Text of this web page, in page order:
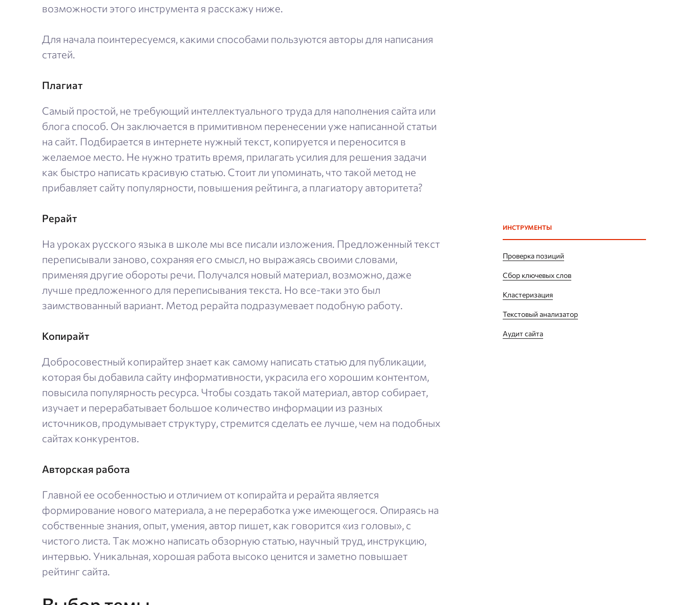
возможности этого инструмента я расскажу ниже.
Для начала поинтересуемся, какими способами пользуются авторы для написания
статей.
Плагиат
Самый простой, не требующий интеллектуального труда для наполнения сайта или
блога способ. Он заключается в примитивном перенесении уже написанной статьи
на сайт. Подбирается в интернете нужный текст, копируется и переносится в
желаемое место. Не нужно тратить время, прилагать усилия для решения задачи
как быстро написать красивую статью. Стоит ли упоминать, что такой метод не
прибавляет сайту популярности, повышения рейтинга, а плагиатору авторитета?
Рерайт
На уроках русского языка в школе мы все писали изложения. Предложенный текст
переписывали заново, сохраняя его смысл, но выражаясь своими словами,
применяя другие обороты речи. Получался новый материал, возможно, даже
лучше предложенного для переписывания текста. Но все-таки это был
заимствованный вариант. Метод рерайта подразумевает подобную работу.
Копирайт
Добросовестный копирайтер знает как самому написать статью для публикации,
которая бы добавила сайту информативности, украсила его хорошим контентом,
повысила популярность ресурса. Чтобы создать такой материал, автор собирает,
изучает и перерабатывает большое количество информации из разных
источников, продумывает структуру, стремится сделать ее лучше, чем на подобных
сайтах конкурентов.
Авторская работа
Главной ее особенностью и отличием от копирайта и рерайта является
формирование нового материала, а не переработка уже имеющегося. Опираясь на
собственные знания, опыт, умения, автор пишет, как говорится «из головы», с
чистого листа. Так можно написать обзорную статью, научный труд, инструкцию,
интервью. Уникальная, хорошая работа высоко ценится и заметно повышает
рейтинг сайта.
ИНСТРУМЕНТЫ
Проверка позиций
Сбор ключевых слов
Кластеризация
Текстовый анализатор
Аудит сайта